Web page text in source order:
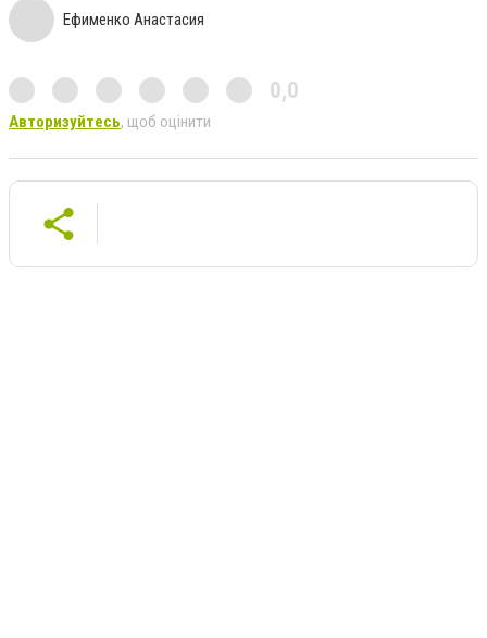
Ефименко Анастасия
0,0
Авторизуйтесь, щоб оцінити